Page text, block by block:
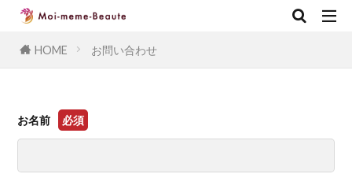
HOME お問い合わせ
お名前 必須
キーワード